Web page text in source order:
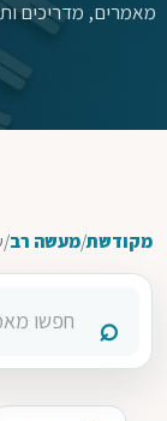
מאמרים, מדריכים
מקודשת/מעשה רב/